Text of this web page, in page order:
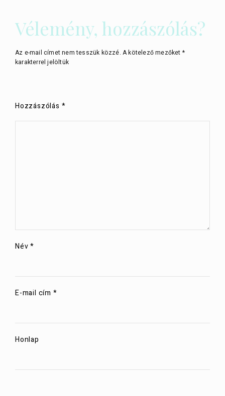
Vélemény, hozzászólás?
Az e-mail címet nem tesszük közzé. A kötelező mezőket *
karakterrel jelöltük
Hozzászólás *
Név*
E-mail cím *
Honlap